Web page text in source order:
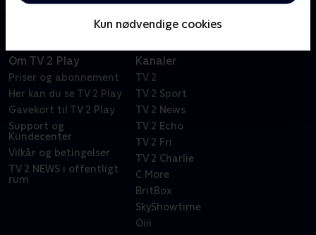
Kun nødvendige cookies
Om TV 2 Play
Priser og abonnement
Her kan du se TV 2 Play
Gavekort til TV 2 Play
Support og
Kundecenter
Vilkår og betingelser
TV 2 NEWS i offentligt
rum
Kanaler
TV 2
TV 2 Sport
TV 2 News
TV 2 Echo
TV 2 Fri
TV 2 Charlie
C More
BritBox
SkyShowtime
Oiii